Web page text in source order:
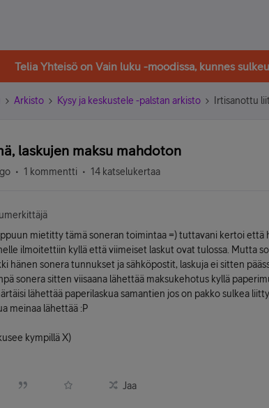
Telia Yhteisö on Vain luku -moodissa, kunnes
Arkisto Kysy ja keskustele -palstan arkisto Irtisanottu
laskujen maksu mahdoton
1 kommentti 14 katselukertaa
mietitty tämä soneran toimintaa =) tuttavani kertoi että
ilmoitettiin kyllä että viimeiset laskut ovat tulossa. Mutta
hänen sonera tunnukset ja sähköpostit, laskuja ei sitten
sonera sitten viisaana lähettää maksukehotus kyllä
lähettää paperilaskua samantien jos on pakko sulkea
meinaa lähettää :P
kympillä X)
Jaa